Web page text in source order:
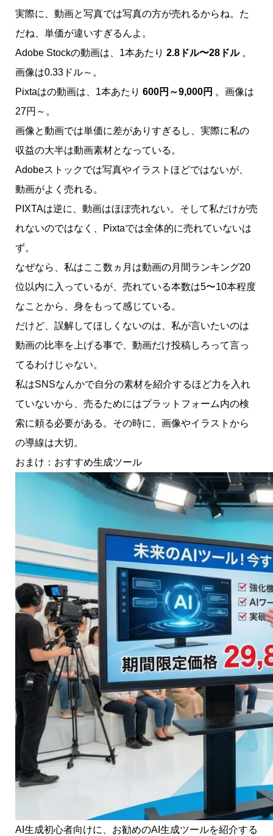
実際に、動画と写真では写真の方が売れるからね。た
だね、単価が違いすぎるんよ。
Adobe Stockの動画は、1本あたり 2.8ドル〜28ドル。
画像は0.33ドル～。
Pixtaはの動画は、1本あたり 600円～9,000円 。画像は
27円～。
画像と動画では単価に差がありすぎるし、実際に私の
収益の大半は動画素材となっている。
Adobeストックでは写真やイラストほどではないが、
動画がよく売れる。
PIXTAは逆に、動画はほぼ売れない。そして私だけが売
れないのではなく、Pixtaでは全体的に売れていないは
ず。
なぜなら、私はここ数ヵ月は動画の月間ランキング20
位以内に入っているが、売れている本数は5〜10本程度
なことから、身をもって感じている。
だけど、誤解してほしくないのは、私が言いたいのは
動画の比率を上げる事で、動画だけ投稿しろって言っ
てるわけじゃない。
私はSNSなんかで自分の素材を紹介するほど力を入れ
ていないから、売るためにはプラットフォーム内の検
索に頼る必要がある。その時に、画像やイラストから
の導線は大切。
おまけ：おすすめ生成ツール
AI生成初心者向けに、お勧めのAI生成ツールを紹介する